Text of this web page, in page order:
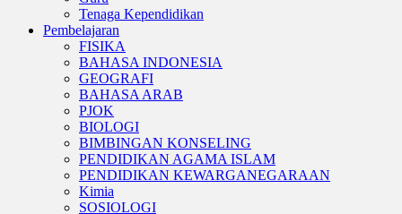
Tenaga Kependidikan
Pembelajaran
FISIKA
BAHASA INDONESIA
GEOGRAFI
BAHASA ARAB
PJOK
BIOLOGI
BIMBINGAN KONSELING
PENDIDIKAN AGAMA ISLAM
PENDIDIKAN KEWARGANEGARAAN
Kimia
SOSIOLOGI